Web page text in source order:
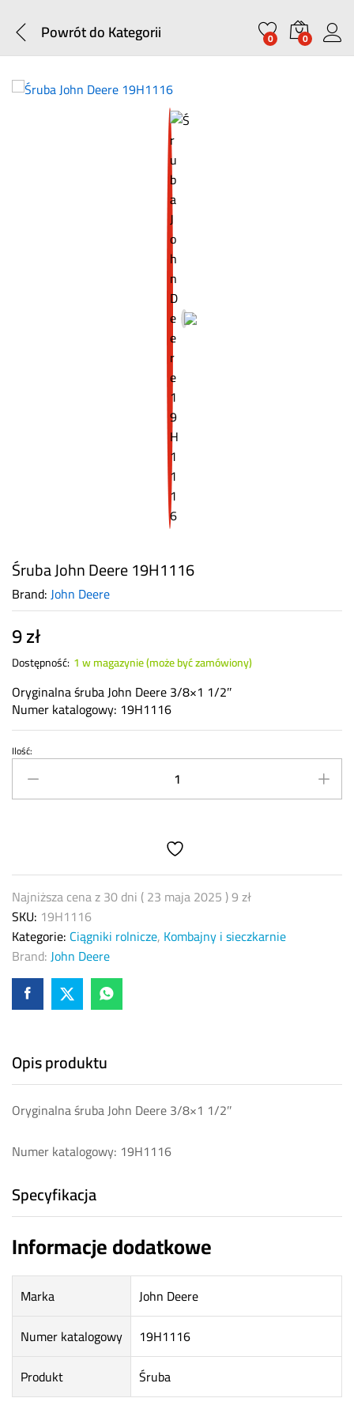
Powrót doKategorii 0 0
Śruba John Deere 19H1116
Brand:John Deere
9zł
Dostępność: 1 w magazynie (może być zamówiony)
Oryginalna śruba John Deere 3/8×1 1/2″
Numer katalogowy: 19H1116
Śruba
John
Deere
Ilość:
Najniższa cena z 30 dni (23 maja 2025)9zł
SKU: 19H1116
Kategorie: Ciągniki rolnicze, Kombajny i sieczkarnie
Brand:John Deere
Opis produktu
Oryginalna śruba John Deere 3/8×1 1/2″
Numer katalogowy: 19H1116
Specyfikacja
Informacje dodatkowe
Marka
John Deere
Numer katalogowy
19H1116
Produkt
Śruba